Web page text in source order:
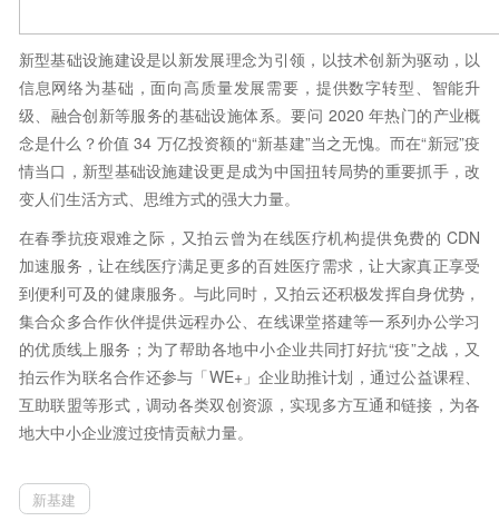
新型基础设施建设是以新发展理念为引领，以技术创新为驱动，以
信息网络为基础，面向高质量发展需要，提供数字转型、智能升
级、融合创新等服务的基础设施体系。要问 2020 年热门的产业概
念是什么？价值 34 万亿投资额的“新基建”当之无愧。而在“新冠”疫
情当口，新型基础设施建设更是成为中国扭转局势的重要抓手，改
变人们生活方式、思维方式的强大力量。
在春季抗疫艰难之际，又拍云曾为在线医疗机构提供免费的 CDN
加速服务，让在线医疗满足更多的百姓医疗需求，让大家真正享受
到便利可及的健康服务。与此同时，又拍云还积极发挥自身优势，
集合众多合作伙伴提供远程办公、在线课堂搭建等一系列办公学习
的优质线上服务；为了帮助各地中小企业共同打好抗“疫”之战，又
拍云作为联名合作还参与「WE+」企业助推计划，通过公益课程、
互助联盟等形式，调动各类双创资源，实现多方互通和链接，为各
地大中小企业渡过疫情贡献力量。
新基建